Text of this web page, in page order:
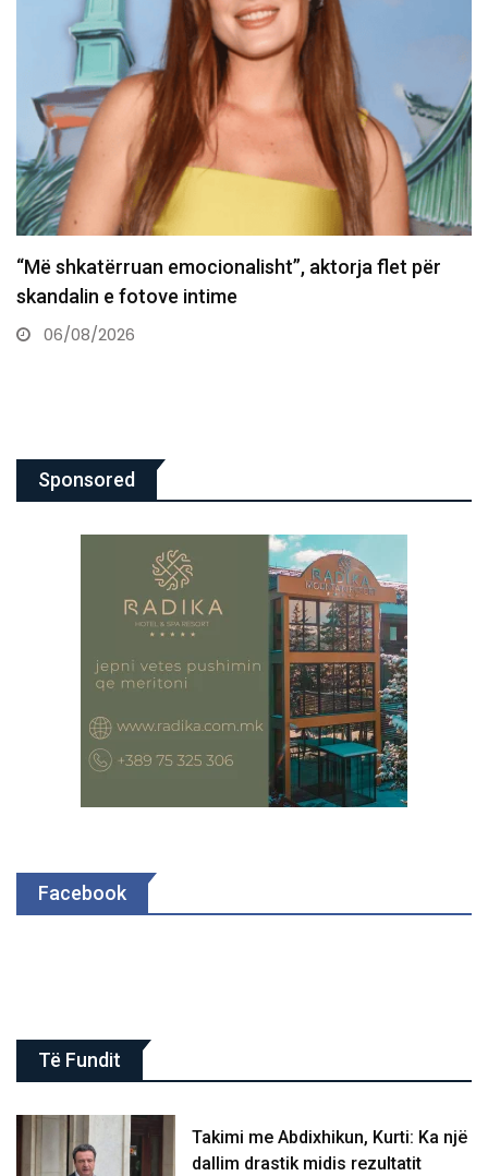
Dëshmi të reja hedhin dritë mbi vrasjen e Tupac
Shakur
06/08/2026
Sponsored
Facebook
Të Fundit
Takimi me Abdixhikun, Kurti: Ka një
dallim drastik midis rezultatit